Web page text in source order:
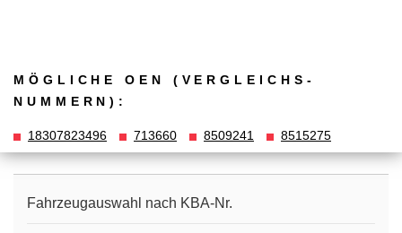
MÖGLICHE OEN (VERGLEICHS­
NUMMERN):
18307823496 713660 8509241 8515275
Fahrzeugauswahl nach KBA-Nr.